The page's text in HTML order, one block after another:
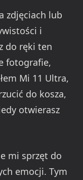
zdjęciach lub
i
do ręki ten
fotografie,
Mi 11 Ultra,
do kosza,
otwierasz
mi sprzęt do
emocji. Tym